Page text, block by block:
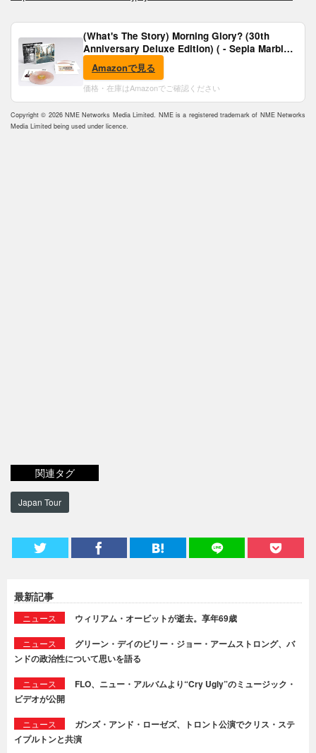
(What's The Story) Morning Glory? (30th
Anniversary Deluxe Edition) ( - Sepia Marble
Vinyl) [Analog]
Amazonで見る
価格・在庫はAmazonでご確認ください
Copyright © 2026 NME Networks Media Limited. NME is a registered trademark of NME Networks
Media Limited being used under licence.
関連タグ
Japan Tour
最新記事
ニュース ウィリアム・オービットが逝去。享年69歳
ニュース
グリーン・デイのビリー・ジョー・アームストロング、バ
ンドの政治性について思いを語る
ニュース
FLO、ニュー・アルバムより“Cry Ugly”のミュージック・
ビデオが公開
ニュース
ガンズ・アンド・ローゼズ、トロント公演でクリス・ステ
イプルトンと共演